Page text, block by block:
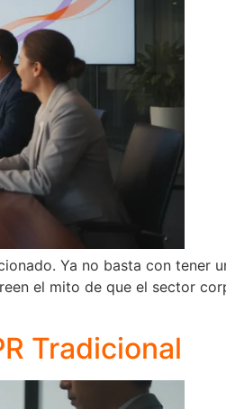
Ya no basta con tener
el mito de que el sector
Tradicional